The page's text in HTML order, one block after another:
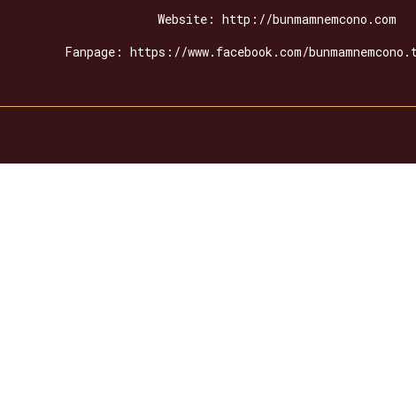
Website: http://bunmamnemcono.com
Fanpage: https://www.facebook.com/